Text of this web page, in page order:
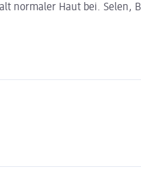
normaler Haut bei. Selen,